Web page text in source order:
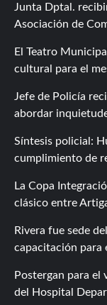
Junta Dptal.
Asociación de
El Teatro
cultural para el
Jefe de Policía
abordar
Síntesis policial:
cumplimiento de
La Copa
clásico entre
Rivera fue sede
capacitación para
Postergan para el
del Hospital